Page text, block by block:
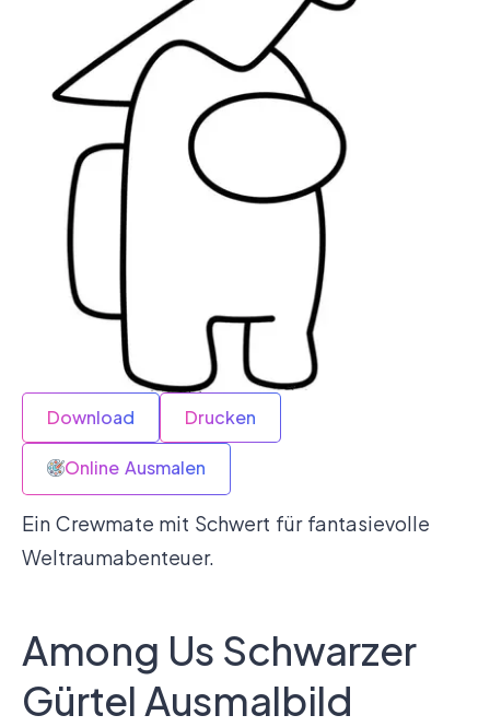
Download Drucken
Online Ausmalen
Ein Crewmate mit Schwert für fantasievolle
Weltraumabenteuer.
Among Us Schwarzer
Gürtel Ausmalbild